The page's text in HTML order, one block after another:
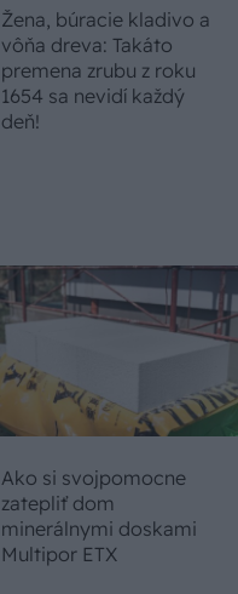
Žena, búracie kladivo a
vôňa dreva: Takáto
premena zrubu z roku
1654 sa nevidí každý
deň!
Ako si svojpomocne
zatepliť dom
minerálnymi doskami
Multipor ETX